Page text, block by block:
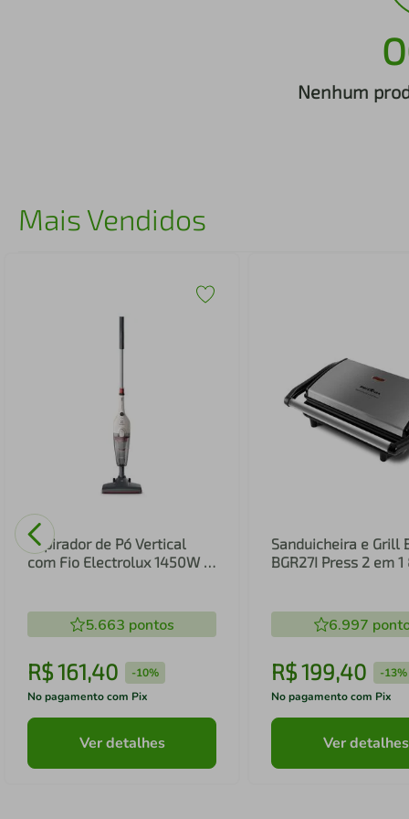
Nenhum
Mais Vendidos
Aspirador de Pó Vertical
com Fio Electrolux 1450W 2
5.663 pontos
R$161,40 -10%
No pagamento com Pix
Ver detalhes
Sanduicheira e Grill
BGR27I Press 2 em
6.997
R$199,40 -13%
No pagamento com Pix
Ver detalhes